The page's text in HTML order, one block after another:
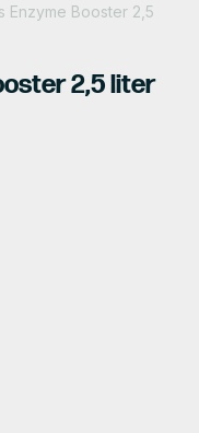
Enzyme Booster 2,5
2,5 liter